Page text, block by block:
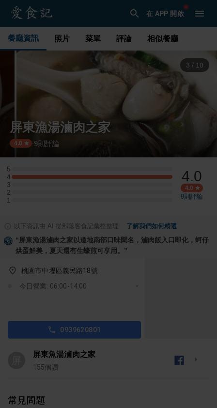
在 APP 開啟
餐廳資訊 照片 菜單 評論 相似餐廳
3 / 10
屏東漁湯滷肉之家
4.0 ·9則評論
5
5 星：0 則評論
4
4 星：1 則評論
3
3 星：0 則評論
2
2 星：0 則評論
1
1 星：0 則評論
4.0
4.0
9則評論
以下資訊由 AI 從部落客食記彙整整理 了解我們如何精選
“ 屏東漁湯滷肉之家以道地南部口味聞名，滷肉飯入口即化，蚵仔
烘蛋鮮美，夏天還有生蠔煎可享用。 ”
桃園市中壢區義民路18號
今日營業: 06:00-14:00
0939620801
屏東魚湯滷肉之家
155個讚
常見問題